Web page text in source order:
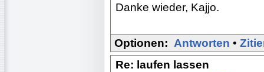
Danke wieder, Kajjo.
Optionen: Antworten •
Re: laufen lassen